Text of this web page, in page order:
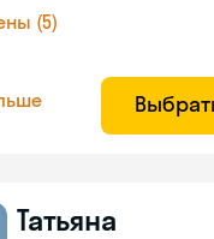
(5)
Татьяна